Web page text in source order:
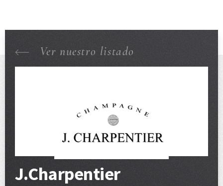
Ver nuestro listado
J.Charpentier